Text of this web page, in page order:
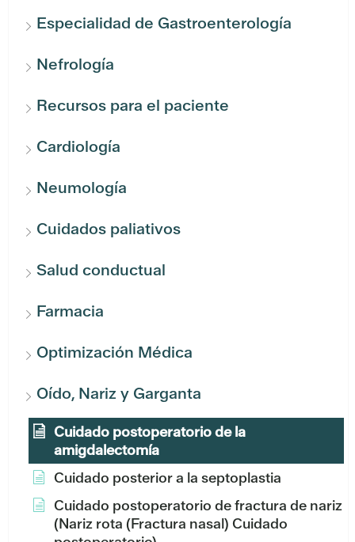
Especialidad de Gastroenterología
Nefrología
Recursos para el paciente
Cardiología
Neumología
Cuidados paliativos
Salud conductual
Farmacia
Optimización Médica
Oído, Nariz y Garganta
Cuidado postoperatorio de la
amigdalectomía
Cuidado posterior a la septoplastia
Cuidado postoperatorio de fractura de nariz
(Nariz rota (Fractura nasal) Cuidado